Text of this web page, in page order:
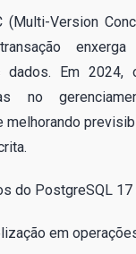
(Multi-Version
enxerga
dados. Em 2024,
no
melhorando
do PostgreSQL
em